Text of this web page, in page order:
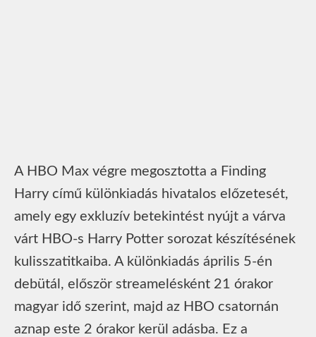
A HBO Max végre megosztotta a Finding
Harry című különkiadás hivatalos előzetesét,
amely egy exkluzív betekintést nyújt a várva
várt HBO-s Harry Potter sorozat készítésének
kulisszatitkaiba. A különkiadás április 5-én
debütál, először streamelésként 21 órakor
magyar idő szerint, majd az HBO csatornán
aznap este 2 órakor kerül adásba. Ez a